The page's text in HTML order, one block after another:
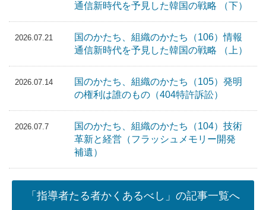
通信新時代を予見した韓国の戦略 （下）
2026.07.21
国のかたち、組織のかたち（106）情報
通信新時代を予見した韓国の戦略 （上）
2026.07.14
国のかたち、組織のかたち（105）発明
の権利は誰のもの（404特許訴訟）
2026.07.7
国のかたち、組織のかたち（104）技術
革新と経営（フラッシュメモリー開発
補遺）
「指導者たる者かくあるべし」の記事一覧へ